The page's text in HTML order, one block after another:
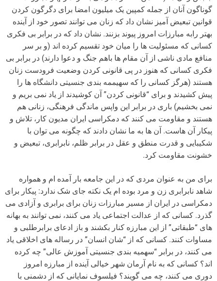
گوناگون آنان از جمله کمپین یک میلیون امضا برای دگرگون کردن
قوانین تبعیض آمیز نشان داد که زنان می توانند تصور خود از آینده
بهتر رابه مبارزات امروز پیوند بزنند. نشان داد که در برابر بی فکری
کسانی که مسئولیت ها را میان خود تقسیم کرده اند (و بر سر
منافع مادی ناشی از آن مقام ها باهم جنگ و دعوا دارند) در برابر بی
فکری کسانی که هنوز در پی قانونی کردن وضعیت فرودست زنان
هستند (هرگز کسانی را که سهیممه بندی جنسیتی دانشگاه ها را
پیش کشیدند و برای “قانونی کردن” آن کوشیدند از یاد نمی بریم و
نمی بخشیم) باری در برابر این واپس ماندگی فرهنگی، زنانی هم
هستند و مقاومت می کنند که دمکراسی ایران مدیون کار، تلاش و
پیکار آن هاست. آن ها به ما نشان دادند که چگونه می توان با
شکیبایی و قدرت منطق و عقل در برابر ظلم، نابرابری، تبعیض و
خشونت مقاومت کرد.
برای من به عنوان مردی که در این جامعه بار آمده ام و همواره
شاهد نابرابری زن و مرد بوده ام یک نکته جای شک ندارد: پیکار برای
دمکراسی در ایران از مسیر مبارزات زنان برای برابری و آزادی می
گذرد. کسانی که از عدالت اجتماعی یاد می کنند، نمی توانند به بهانه
های “طبقاتی” از این مبارزه کنار بکشند و باز ادعای برابرطلبی و
مساوات کنند. کسانی که از “شان انسان” در رساله های اخلاقی یاد
می کنند، در برابر “سهمیه بندی جنسیتی آموزش عالی” چه کرده
اند؟ کسانی که به نام آرمان شهر خیالی آینده از مبارزه امروز
دوری می کنند، چه می گویند؟ فیلسوف نمایانی که از دشمنی با